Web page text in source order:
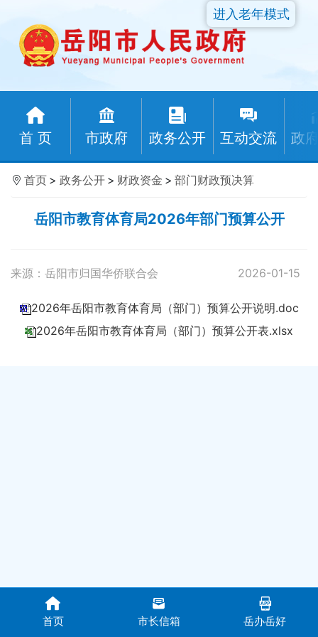
首 页 市政府 政务公开 互动交流 政
进入老年模式
首页 > 政务公开 > 财政资金 > 部门财政预决算
岳阳市教育体育局2026年部门预算公开
来源：岳阳市归国华侨联合会 2026-01-15
2026年岳阳市教育体育局（部门）预算公开说明.doc
2026年岳阳市教育体育局（部门）预算公开表.xlsx
首页 市长信箱 岳办岳好